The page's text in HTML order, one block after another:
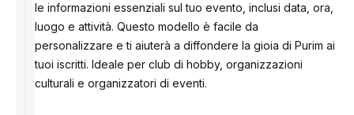
le informazioni essenziali sul tuo evento, inclusi data, ora,
luogo e attività. Questo modello è facile da
personalizzare e ti aiuterà a diffondere la gioia di Purim ai
tuoi iscritti. Ideale per club di hobby, organizzazioni
culturali e organizzatori di eventi.